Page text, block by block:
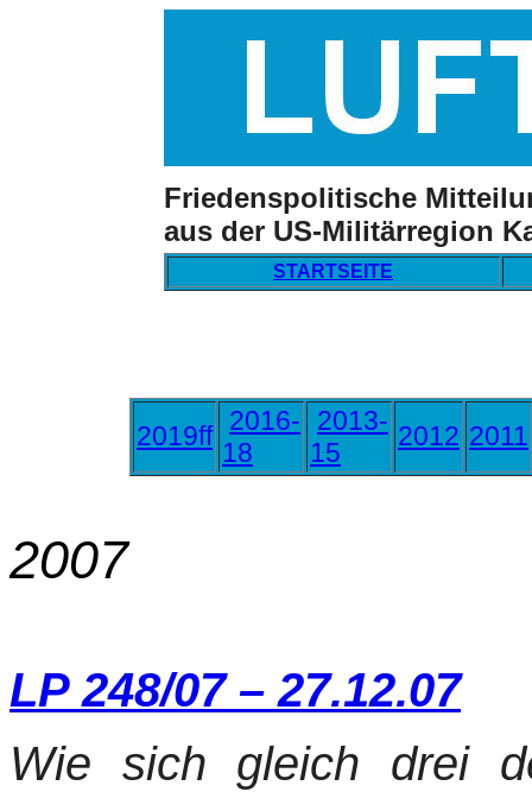
Friedenspolitische
aus der US-Militärregion
STARTSEITE
2019ff 2016-
18
2013-
15
2012 2011
2007
LP 248/07 – 27.12.07
Wie sich gleich drei